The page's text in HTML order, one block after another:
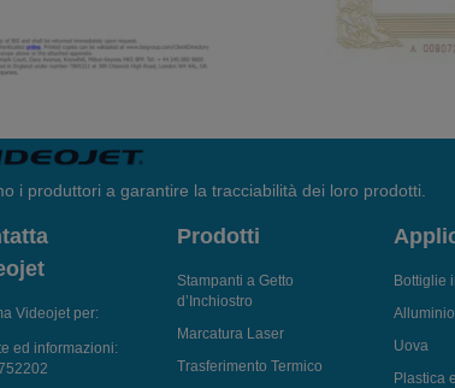
i produttori a garantire la tracciabilità dei loro prodotti.
Videojet per:
ed informazioni:
Prodotti
Stampanti a Getto
d’Inchiostro
Marcatura Laser
Trasferimento Termico
Bottiglie
Alluminio
Uova
Plastica